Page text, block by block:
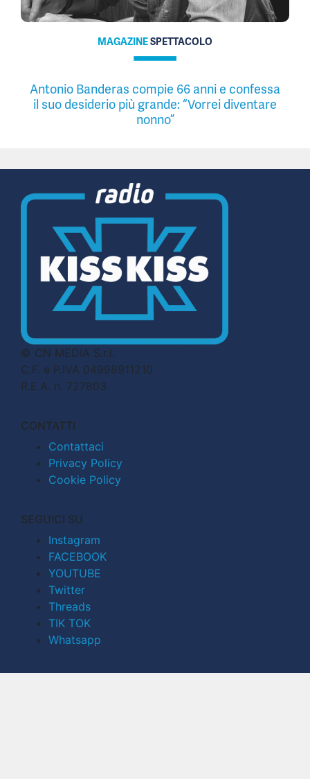
MAGAZINESPETTACOLO
Antonio Banderas compie 66 anni e confessa
il suo desiderio più grande: “Vorrei diventare
nonno”
© CN MEDIA S.r.l.
C.F. e P.IVA 04998911210
R.E.A. n. 727803
CONTATTI
Contattaci
Privacy Policy
Cookie Policy
SEGUICI SU
Instagram
FACEBOOK
YOUTUBE
Twitter
Threads
TIK TOK
Whatsapp